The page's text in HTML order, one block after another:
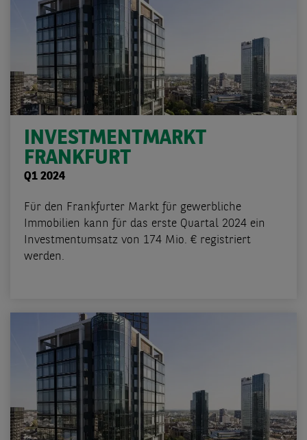
INVESTMENTMARKT
FRANKFURT
Q1 2024
Für den Frankfurter Markt für gewerbliche
Immobilien kann für das erste Quartal 2024 ein
Investmentumsatz von 174 Mio. € registriert
werden.